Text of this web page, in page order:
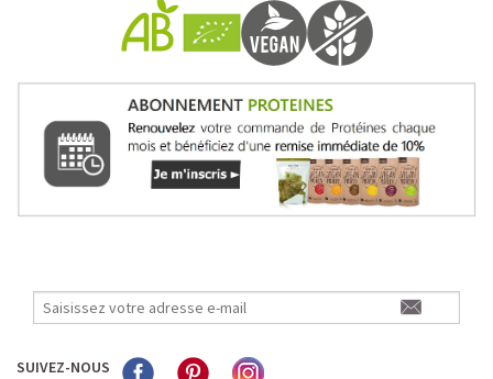
SUIVEZ-NOUS